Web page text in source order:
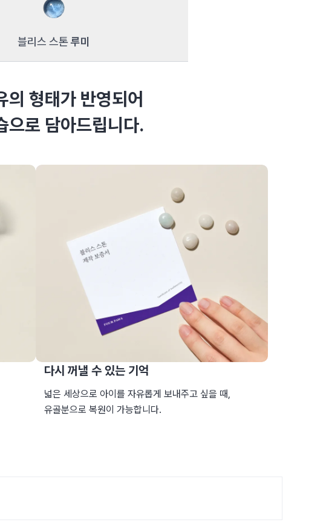
블리스 스톤루미
형태가 반영되어
으로 담아드립니다.
다시 꺼낼 수 있는 기억
넓은 세상으로 아이를 자유롭게 보내주고 싶을 때,
유골분으로 복원이 가능합니다.